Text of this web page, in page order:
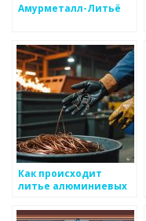
Амурметалл-Литьё
Как происходит
литье алюминиевых